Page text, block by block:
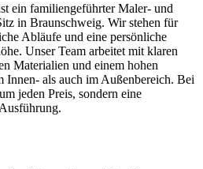
ein familiengeführter Maler- und
in Braunschweig. Wir stehen für
Abläufe und eine persönliche
Unser Team arbeitet mit klaren
Materialien und einem hohen
Innen- als auch im Außenbereich. Bei
jeden Preis, sondern eine